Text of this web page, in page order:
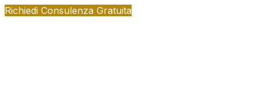
Richiedi Consulenza Gratuita